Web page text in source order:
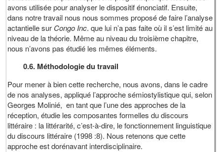
avons utilisée pour analyser le dispositif énonciatif. Ensuite,
dans notre travail nous nous sommes proposé de faire l’analyse
actantielle sur Congo Inc. que lui n’a pas faite où il s’est limité au
niveau de la théorie. Même au niveau du troisième chapitre,
nous n’avons pas étudié les mêmes éléments.
0.6. Méthodologie du travail
Pour mener à bien cette recherche, nous avons, dans le cadre
de nos analyses, appliqué l’approche sémiostylistique qui, selon
Georges Molinié, en tant que l’une des approches de la
réception, étudie les composantes formelles du discours
littéraire : la littérarité, c’est-à-dire, le fonctionnement linguistique
du discours littéraire (1998 :8). Nous retenons que cette
approche est dorénavant interdisciplinaire.